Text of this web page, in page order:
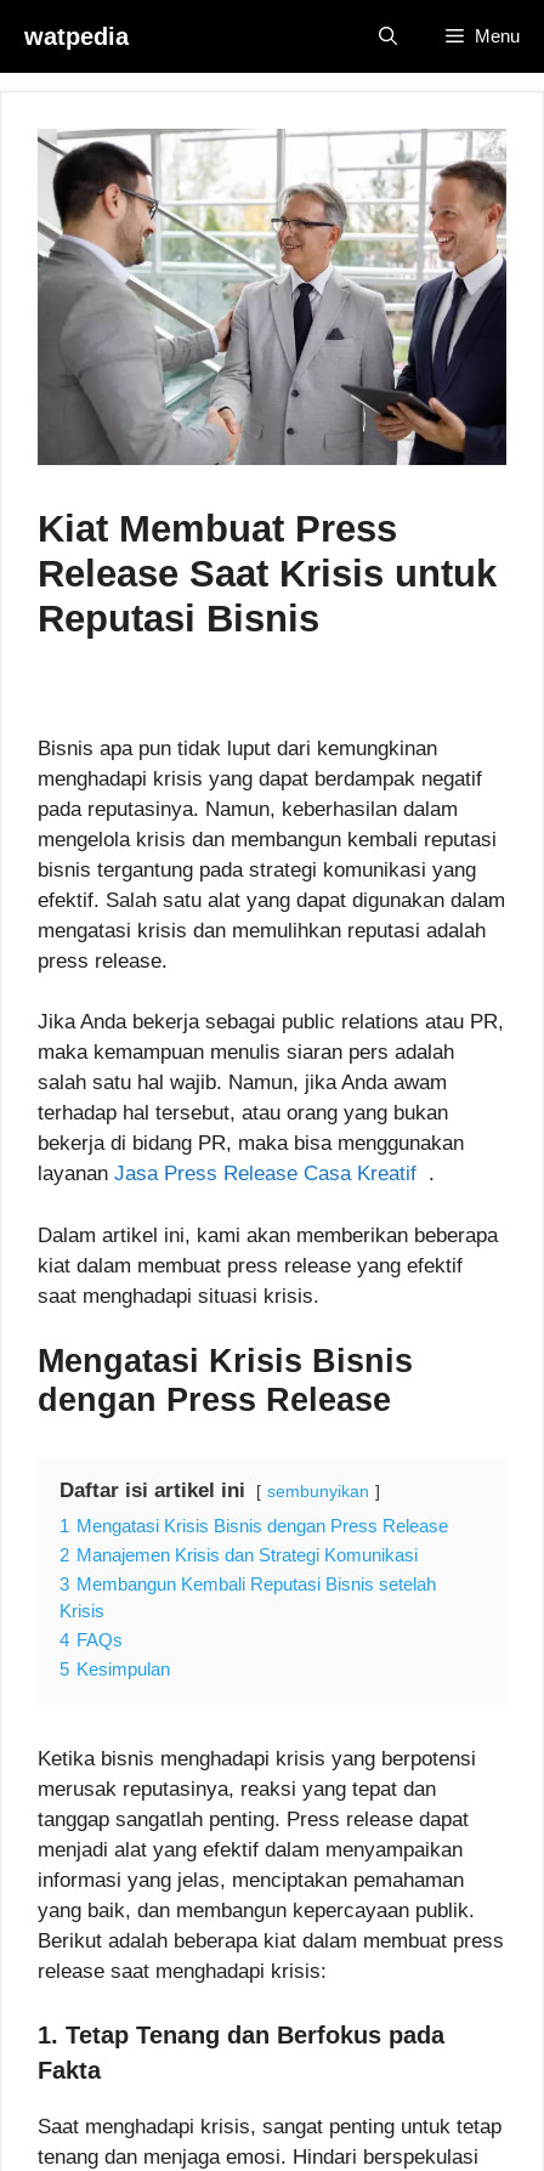
content
watpedia Menu
Kiat Membuat Press
Release Saat Krisis untuk
Reputasi Bisnis
Bisnis apa pun tidak luput dari kemungkinan
menghadapi krisis yang dapat berdampak negatif
pada reputasinya. Namun, keberhasilan dalam
mengelola krisis dan membangun kembali reputasi
bisnis tergantung pada strategi komunikasi yang
efektif. Salah satu alat yang dapat digunakan dalam
mengatasi krisis dan memulihkan reputasi adalah
press release.
Jika Anda bekerja sebagai public relations atau PR,
maka kemampuan menulis siaran pers adalah
salah satu hal wajib. Namun, jika Anda awam
terhadap hal tersebut, atau orang yang bukan
bekerja di bidang PR, maka bisa menggunakan
layanan Jasa Press Release Casa Kreatif .
Dalam artikel ini, kami akan memberikan beberapa
kiat dalam membuat press release yang efektif
saat menghadapi situasi krisis.
Mengatasi Krisis Bisnis
dengan Press Release
Daftar isi artikel ini sembunyikan
1 Mengatasi Krisis Bisnis dengan Press Release
2 Manajemen Krisis dan Strategi Komunikasi
3 Membangun Kembali Reputasi Bisnis setelah
Krisis
4 FAQs
5 Kesimpulan
Ketika bisnis menghadapi krisis yang berpotensi
merusak reputasinya, reaksi yang tepat dan
tanggap sangatlah penting. Press release dapat
menjadi alat yang efektif dalam menyampaikan
informasi yang jelas, menciptakan pemahaman
yang baik, dan membangun kepercayaan publik.
Berikut adalah beberapa kiat dalam membuat press
release saat menghadapi krisis:
1. Tetap Tenang dan Berfokus pada
Fakta
Saat menghadapi krisis, sangat penting untuk tetap
tenang dan menjaga emosi. Hindari berspekulasi